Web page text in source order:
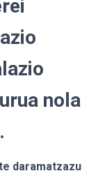
nola
daramatzazu